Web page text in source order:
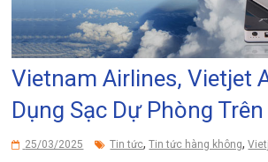
Vietnam Airlines, Vietjet
Dụng Sạc Dự Phòng
25/03/2025 Tin tức,Tin tức hàng không,